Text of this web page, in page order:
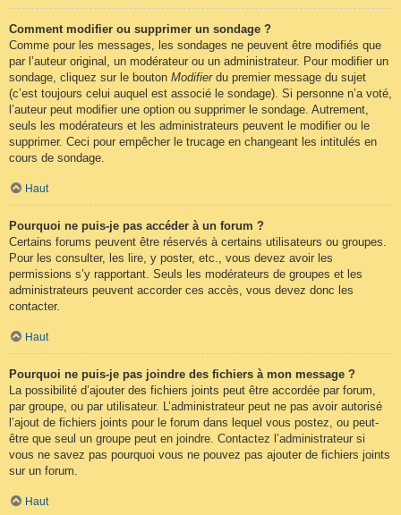
Comment modifier ou supprimer un sondage ?
Comme pour les messages, les sondages ne peuvent être modifiés que
par l’auteur original, un modérateur ou un administrateur. Pour modifier un
sondage, cliquez sur le bouton Modifierdu premier message du sujet
(c’est toujours celui auquel est associé le sondage). Si personne n’a voté,
l’auteur peut modifier une option ou supprimer le sondage. Autrement,
seuls les modérateurs et les administrateurs peuvent le modifier ou le
supprimer. Ceci pour empêcher le trucage en changeant les intitulés en
cours de sondage.
Haut
Pourquoi ne puis-je pas accéder à un forum ?
Certains forums peuvent être réservés à certains utilisateurs ou groupes.
Pour les consulter, les lire, y poster, etc., vous devez avoir les
permissions s’y rapportant. Seuls les modérateurs de groupes et les
administrateurs peuvent accorder ces accès, vous devez donc les
contacter.
Haut
Pourquoi ne puis-je pas joindre des fichiers à mon message ?
La possibilité d’ajouter des fichiers joints peut être accordée par forum,
par groupe, ou par utilisateur. L’administrateur peut ne pas avoir autorisé
l’ajout de fichiers joints pour le forum dans lequel vous postez, ou peut-
être que seul un groupe peut en joindre. Contactez l’administrateur si
vous ne savez pas pourquoi vous ne pouvez pas ajouter de fichiers joints
sur un forum.
Haut